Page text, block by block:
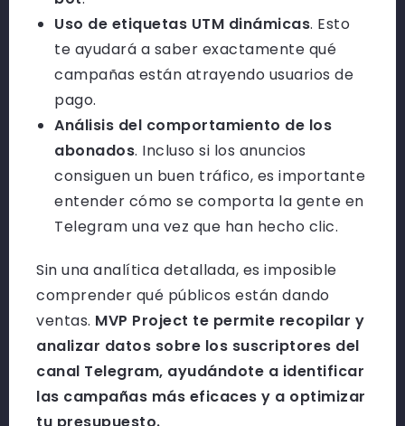
Uso de etiquetas UTM dinámicas. Esto
te ayudará a saber exactamente qué
campañas están atrayendo usuarios de
pago.
Análisis del comportamiento de los
abonados. Incluso si los anuncios
consiguen un buen tráfico, es importante
entender cómo se comporta la gente en
Telegram una vez que han hecho clic.
Sin una analítica detallada, es imposible
comprender qué públicos están dando
ventas. MVP Project te permite recopilar y
analizar datos sobre los suscriptores del
canal Telegram, ayudándote a identificar
las campañas más eficaces y a optimizar
tu presupuesto.